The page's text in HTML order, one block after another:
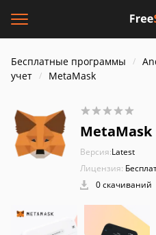
Бесплатные программы
учет
MetaMask
MetaMask
Версия:Latest
Лицензия:
0 скачиваний